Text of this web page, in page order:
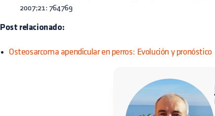
2007;21: 764769
Post relacionado:
Osteosarcoma apendicular en perros: Evolución y pronóstico